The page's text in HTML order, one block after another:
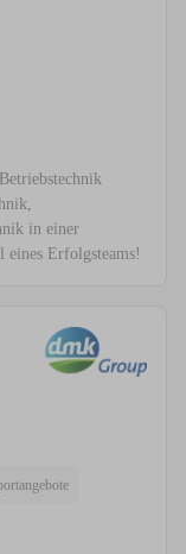
in einer
eines Erfolgsteams!